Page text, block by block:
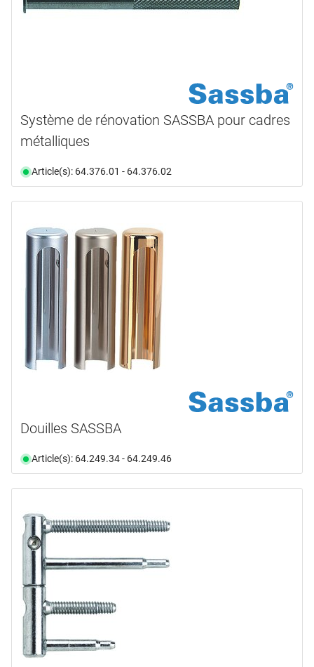
Système de rénovation SASSBA pour cadres
métalliques
Article(s): 64.376.01 - 64.376.02
Douilles SASSBA
Article(s): 64.249.34 - 64.249.46